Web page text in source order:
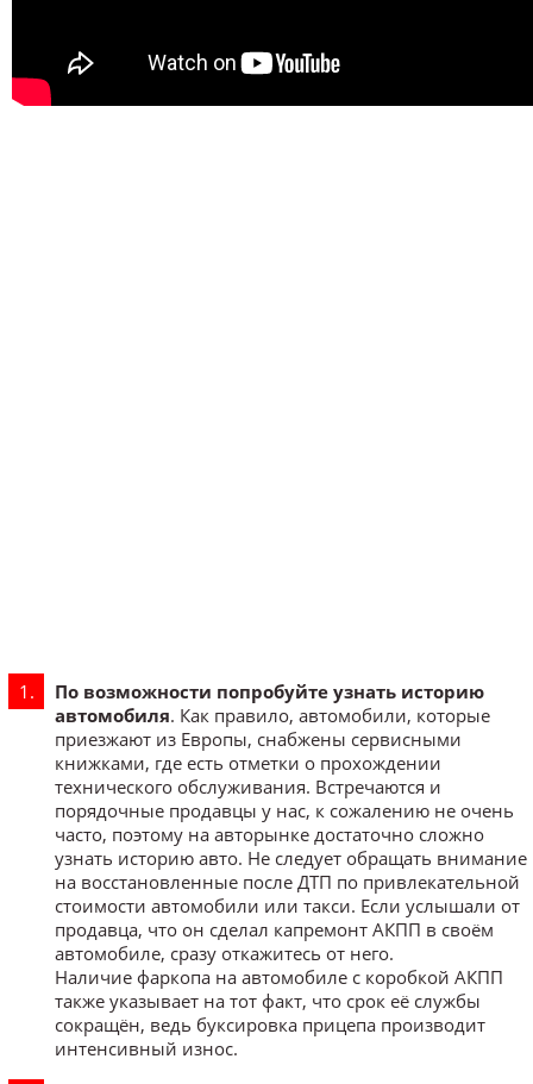
По возможности попробуйте узнать историю
автомобиля. Как правило, автомобили, которые
приезжают из Европы, снабжены сервисными
книжками, где есть отметки о прохождении
технического обслуживания. Встречаются и
порядочные продавцы у нас, к сожалению не очень
часто, поэтому на авторынке достаточно сложно
узнать историю авто. Не следует обращать внимание
на восстановленные после ДТП по привлекательной
стоимости автомобили или такси. Если услышали от
продавца, что он сделал капремонт АКПП в своём
автомобиле, сразу откажитесь от него.
Наличие фаркопа на автомобиле с коробкой АКПП
также указывает на тот факт, что срок её службы
сокращён, ведь буксировка прицепа производит
интенсивный износ.